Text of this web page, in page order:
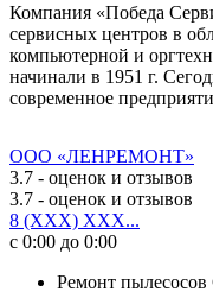
Компания «Победа
сервисных центров в
компьютерной и
начинали в 1951 г.
современное
ООО «ЛЕНРЕМОНТ»
3.7 - оценок и отзывов
3.7 - оценок и отзывов
8 (XXX) XXX...
с 0:00 до 0:00
Ремонт пылесосов